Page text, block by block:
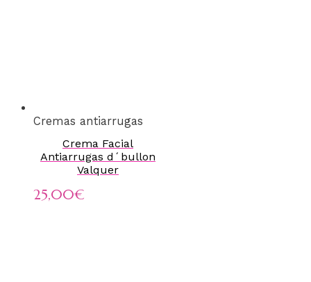
Cremas antiarrugas
Crema Facial
Antiarrugas d´bullon
Valquer
25,00€